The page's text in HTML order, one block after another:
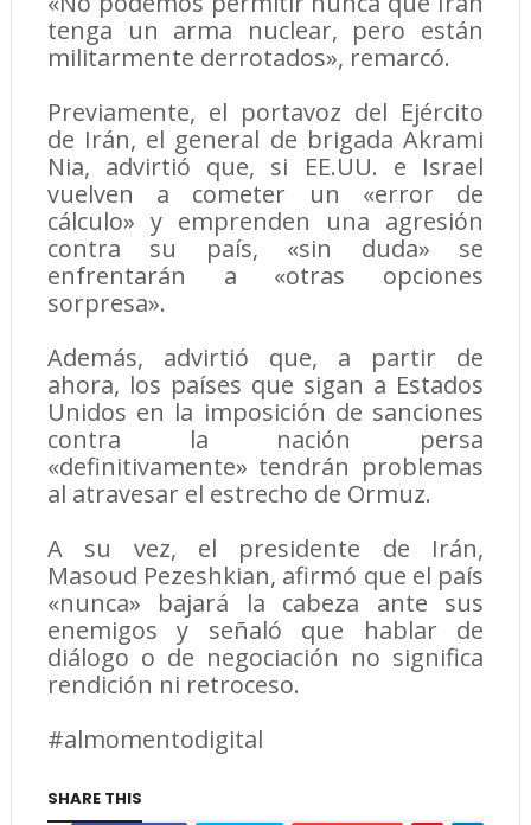
tenga un arma nuclear, pero están
militarmente derrotados», remarcó.
Previamente, el portavoz del Ejército
de Irán, el general de brigada Akrami
Nia, advirtió que, si EE.UU. e Israel
vuelven a cometer un «error de
cálculo» y emprenden una agresión
contra su país, «sin duda» se
enfrentarán a «otras opciones
sorpresa».
Además, advirtió que, a partir de
ahora, los países que sigan a Estados
Unidos en la imposición de sanciones
contra la nación persa
«definitivamente» tendrán problemas
al atravesar el estrecho de Ormuz.
A su vez, el presidente de Irán,
Masoud Pezeshkian, afirmó que el país
«nunca» bajará la cabeza ante sus
enemigos y señaló que hablar de
diálogo o de negociación no significa
rendición ni retroceso.
#almomentodigital
SHARE THIS